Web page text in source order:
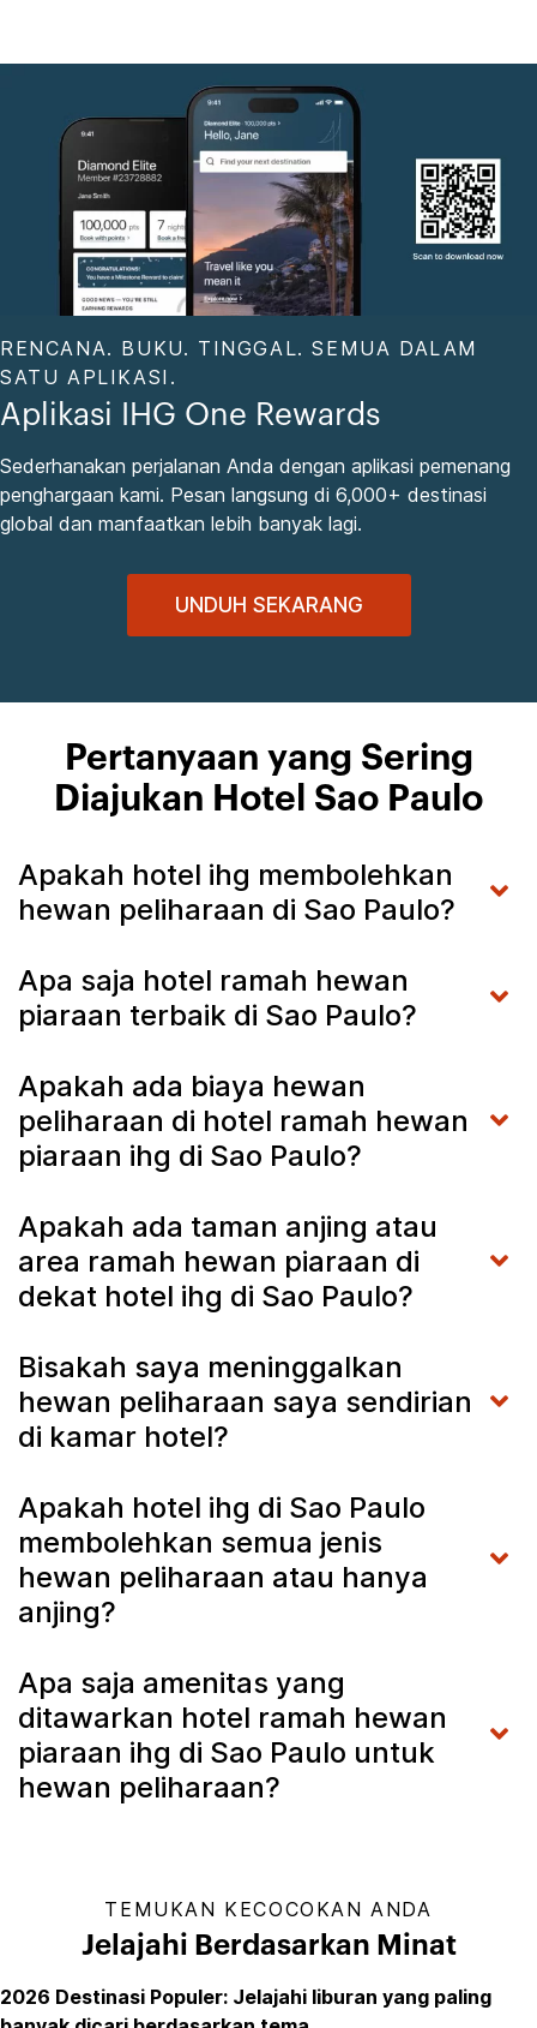
RENCANA. BUKU. TINGGAL. SEMUA DALAM
SATU APLIKASI.
Aplikasi IHG One Rewards
Sederhanakan perjalanan Anda dengan aplikasi pemenang
penghargaan kami. Pesan langsung di 6,000+ destinasi
global dan manfaatkan lebih banyak lagi.
UNDUH SEKARANG
Pertanyaan yang Sering
Diajukan Hotel Sao Paulo
Apakah hotel ihg membolehkan
hewan peliharaan di Sao Paulo?
Apa saja hotel ramah hewan
piaraan terbaik di Sao Paulo?
Apakah ada biaya hewan
peliharaan di hotel ramah hewan
piaraan ihg di Sao Paulo?
Apakah ada taman anjing atau
area ramah hewan piaraan di
dekat hotel ihg di Sao Paulo?
Bisakah saya meninggalkan
hewan peliharaan saya sendirian
di kamar hotel?
Apakah hotel ihg di Sao Paulo
membolehkan semua jenis
hewan peliharaan atau hanya
anjing?
Apa saja amenitas yang
ditawarkan hotel ramah hewan
piaraan ihg di Sao Paulo untuk
hewan peliharaan?
TEMUKAN KECOCOKAN ANDA
Jelajahi Berdasarkan Minat
2026 Destinasi Populer: Jelajahi liburan yang paling